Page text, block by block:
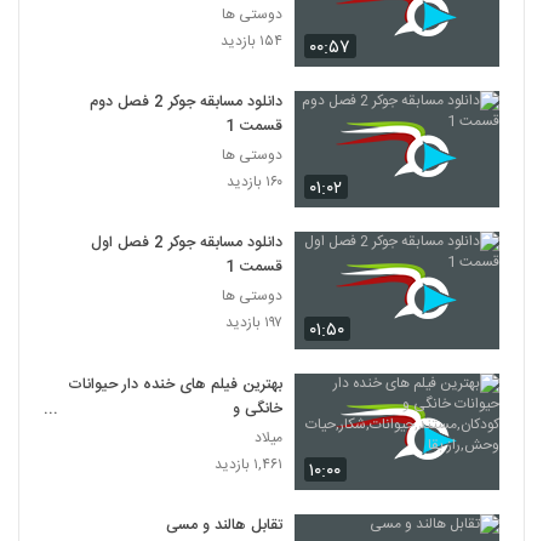
۰۰:۵۷
دوستی ها
۱۵۴ بازدید
۰۱:۰۲
دانلود مسابقه جوکر 2 فصل دوم
قسمت 1
دوستی ها
۱۶۰ بازدید
۰۱:۵۰
دانلود مسابقه جوکر 2 فصل اول
قسمت 1
دوستی ها
۱۹۷ بازدید
۱۰:۰۰
بهترین فیلم های خنده دار حیوانات
خانگی و
کودکان,مستند,حیوانات,شکار,حیات
وحش,راز بقا
میلاد
۱,۴۶۱ بازدید
تقابل هالند و مسی